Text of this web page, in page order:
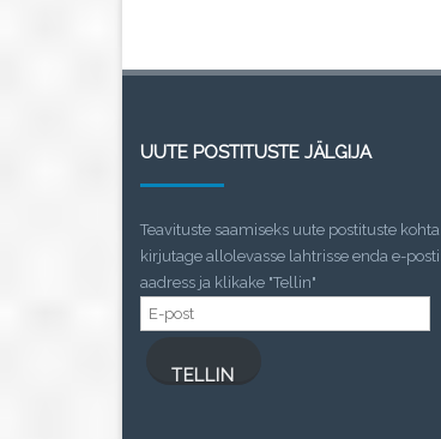
UUTE POSTITUSTE JÄLGIJA
Teavituste saamiseks uute postituste kohta
kirjutage allolevasse lahtrisse enda e-posti
aadress ja klikake "Tellin"
E-
post
TELLIN